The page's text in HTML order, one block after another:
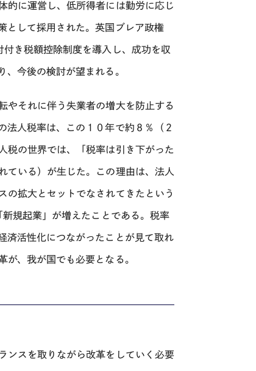
的に運営し、低所得者には勤労に応じ
として採用された。英国ブレア政権
き税額控除制度を導入し、成功を収
今後の検討が望まれる。
やそれに伴う失業者の増大を防止する
法人税率は、この１０年で約８％（２
税の世界では、「税率は引き下がった
ている）が生じた。この理由は、法人
の拡大とセットでなされてきたという
規起業」が増えたことである。税率
済活性化につながったことが見て取れ
、我が国でも必要となる。
ンスを取りながら改革をしていく必要